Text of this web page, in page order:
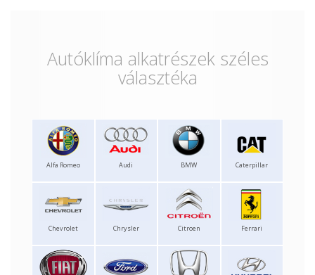
Autóklíma alkatrészek széles
választéka
Alfa Romeo Audi BMW Caterpillar
Chevrolet Chrysler Citroen Ferrari